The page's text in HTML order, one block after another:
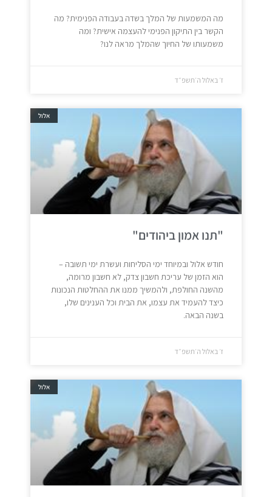
מה המשמעות של המלך בשדה בעבודה הפנימית? מה
הקשר בין התיקון הפנימי להעצמה אישית? ומה
משמעותו של החיוך שהמלך מראה לנו?
ז׳ באלול ה׳תשפ״ד
אלול
"תנו אמון ביהודים"
חודש אלול ובמיוחד ימי הסליחות ועשרת ימי תשובה –
הוא הזמן של עריכת חשבון צדק, לא חשבון מרומה,
מהשנה החולפת, ולהמשיך ממנו את ההחלטות הנכונות
כיצד להעמיד את עצמו, את הבית וכל הענינים שלו,
בשנה הבאה.
ז׳ באלול ה׳תשפ״ד
אלול